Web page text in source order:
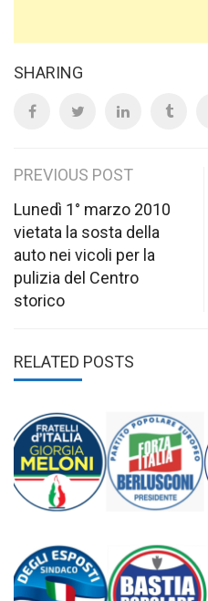
SHARING
Post
navigation
PREVIOUS POST
Lunedì 1° marzo 2010
vietata la sosta della
auto nei vicoli per la
pulizia del Centro
storico
RELATED POSTS